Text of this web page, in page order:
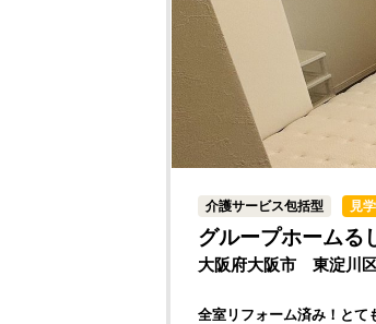
介護サービス包括型 見
グループホームる
大阪府大阪市 東淀川
全室リフォーム済み！とて